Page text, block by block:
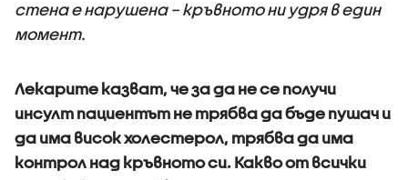
стена е нарушена – кръвното ни удря в един
момент.
Лекарите казват, че за да не се получи
инсулт пациентът не трябва да бъде пушач и
да има висок холестерол, трябва да има
контрол над кръвното си. Какво от всички